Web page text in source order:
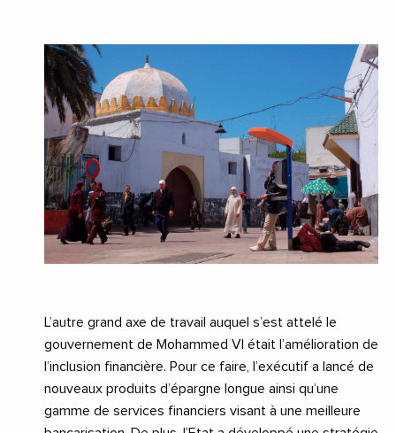
L’autre grand axe de travail auquel s’est attelé le
gouvernement de Mohammed VI était l’amélioration de
l’inclusion financière. Pour ce faire, l’exécutif a lancé de
nouveaux produits d’épargne longue ainsi qu’une
gamme de services financiers visant à une meilleure